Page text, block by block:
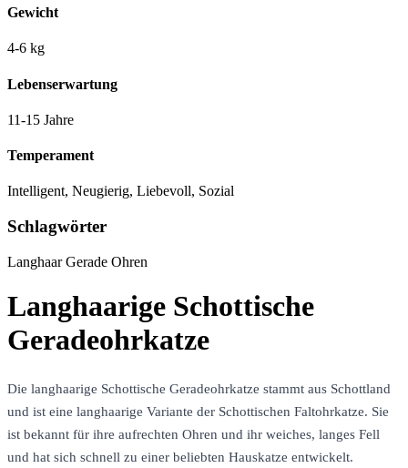
Gewicht
4-6 kg
Lebenserwartung
11-15 Jahre
Temperament
Intelligent, Neugierig, Liebevoll, Sozial
Schlagwörter
LanghaarGerade Ohren
Langhaarige Schottische
Geradeohrkatze
Die langhaarige Schottische Geradeohrkatze stammt aus Schottland
und ist eine langhaarige Variante der Schottischen Faltohrkatze. Sie
ist bekannt für ihre aufrechten Ohren und ihr weiches, langes Fell
und hat sich schnell zu einer beliebten Hauskatze entwickelt.